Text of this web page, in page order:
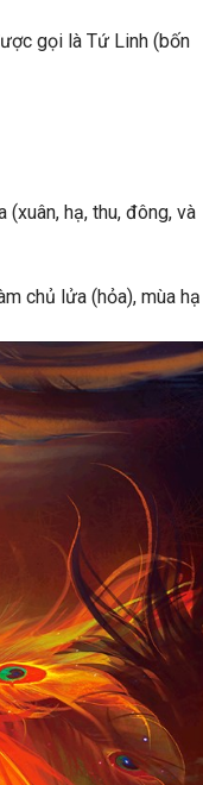
gọi là Tứ Linh (bốn
hạ, thu, đông, và
chủ lửa (hỏa), mùa hạ